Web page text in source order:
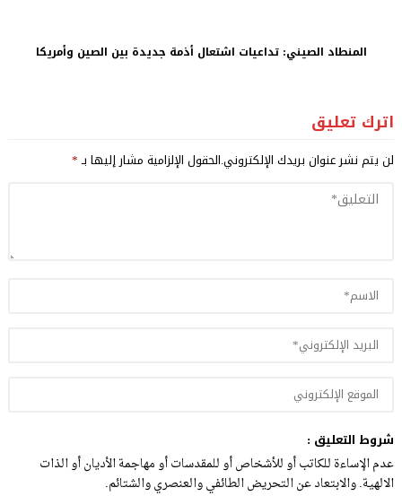
المنطاد الصيني: تداعيات اشتعال أذمة جديدة بين الصين وأمريكا
اترك تعليق
لن يتم نشر عنوان بريدك الإلكتروني.الحقول الإلزامية مشار إليها بـ*
شروط التعليق :
عدم الإساءة للكاتب أو للأشخاص أو للمقدسات أو مهاجمة الأديان أو الذات
الالهية. والابتعاد عن التحريض الطائفي والعنصري والشتائم.